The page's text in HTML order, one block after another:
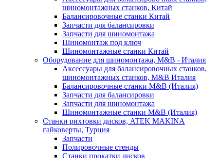
шиномонтажных станков, Китай
Балансировочные станки Китай
Запчасти для балансировки
Запчасти для шиномонтажа
Шиномонтаж под ключ
Шиномонтажные станки Китай
Оборудование для шиномонтажа, M&B - Италия
Аксессуары для балансировочных станков,
шиномонтажных станков, M&B Италия
Балансировочные станки M&B (Италия)
Запчасти для балансировки
Запчасти для шиномонтажа
Шиномонтажные станки M&B (Италия)
Станки рихтовки дисков, ATEK MAKINA
гайковерты, Турция
Запчасти
Полировочные стенды
Станки прокатки дисков